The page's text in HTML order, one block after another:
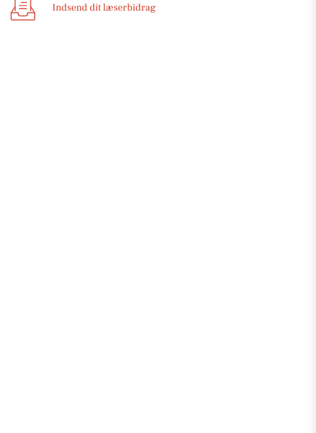
Indsend dit læserbidrag